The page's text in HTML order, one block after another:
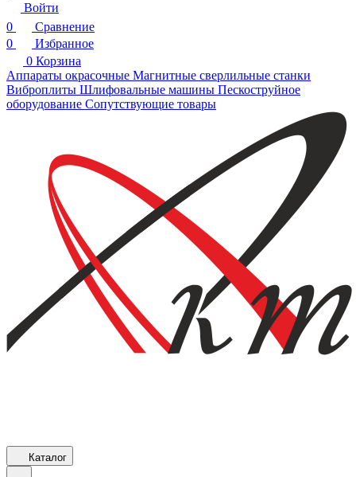
Войти
0
Сравнение
0
Избранное
0 Корзина
Аппараты окрасочные Магнитные сверлильные станки
Виброплиты Шлифовальные машины Пескоструйное
оборудование Сопутствующие товары
Каталог